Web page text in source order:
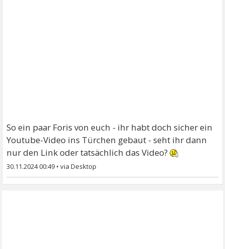
So ein paar Foris von euch - ihr habt doch sicher ein
Youtube-Video ins Türchen gebaut - seht ihr dann
nur den Link oder tatsächlich das Video?
30.11.2024 00:49 •